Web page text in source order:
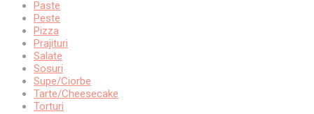
Paste
Peste
Pizza
Prajituri
Salate
Sosuri
Supe/Ciorbe
Tarte/Cheesecake
Torturi